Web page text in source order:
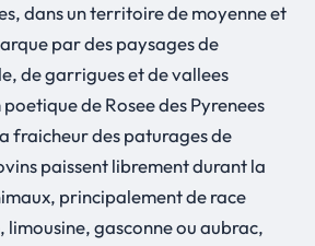
dans un territoire de moyenne et
par des paysages de
de garrigues et de vallees
de Rosee des Pyrenees
fraicheur des paturages de
paissent librement durant la
principalement de race
limousine, gasconne ou aubrac,